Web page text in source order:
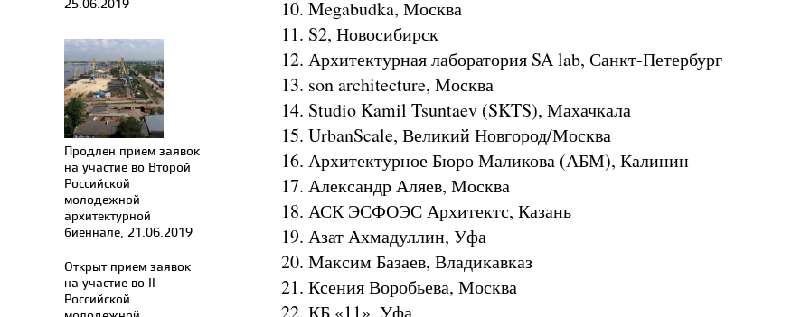
Продлен прием заявок
на участие во Второй
Российской
молодежной
архитектурной
биеннале, 21.06.2019
Открыт прием заявок
на участие во II
Российской
10. Megabudka, Москва
11. S2, Новосибирск
12. Архитектурная лаборатория SA lab, Санкт-Петербург
13. son architecture, Москва
14. Studio Kamil Tsuntaev (SKTS), Махачкала
15. UrbanScale, Великий Новгород/Москва
16. Архитектурное Бюро Маликова (АБМ), Калинин
17. Александр Аляев, Москва
18. АСК ЭСФОЭС Архитектс, Казань
19. Азат Ахмадуллин, Уфа
20. Максим Базаев, Владикавказ
21. Ксения Воробьева, Москва
22. КБ «11», Уфа